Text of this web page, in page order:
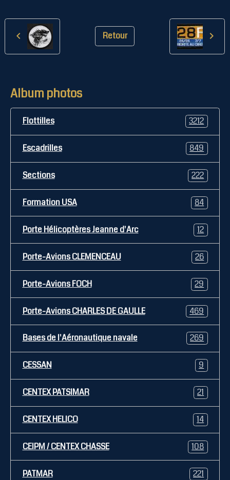
Retour
Album photos
Flottilles 3212
Escadrilles 849
Sections 222
Formation USA 84
Porte Hélicoptères Jeanne d'Arc 12
Porte-Avions CLEMENCEAU 26
Porte-Avions FOCH 29
Porte-Avions CHARLES DE GAULLE 469
Bases de l'Aéronautique navale 269
CESSAN 9
CENTEX PATSIMAR 21
CENTEX HELICO 14
CEIPM / CENTEX CHASSE 108
PATMAR 221